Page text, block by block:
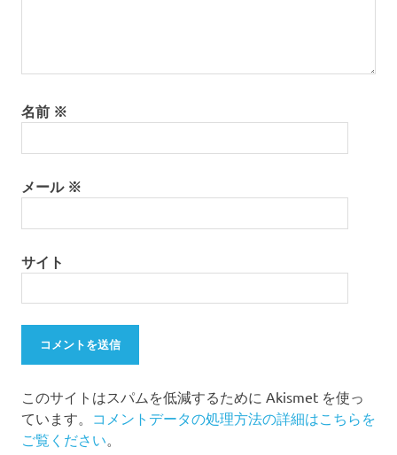
名前 ※
メール ※
サイト
このサイトはスパムを低減するために Akismet を使っ
ています。 コメントデータの処理方法の詳細はこちらを
ご覧ください。